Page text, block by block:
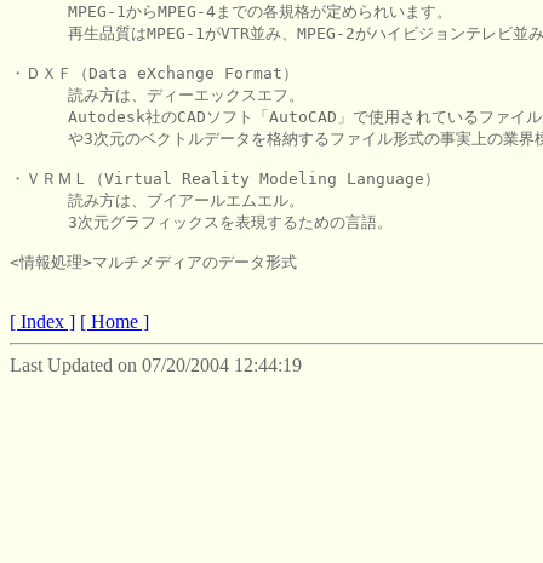
      MPEG-1からMPEG-4までの各規格が定められいます。
再生品質はMPEG-1がVTR並み、MPEG-2がハイビジョンテレビ並
・ＤＸＦ（Data eXchange Format）
読み方は、ディーエックスエフ。
Autodesk社のCADソフト「AutoCAD」で使用されているファイル
や3次元のベクトルデータを格納するファイル形式の事実上の業界
・ＶＲＭＬ（Virtual Reality Modeling Language）
読み方は、ブイアールエムエル。
      3次元グラフィックスを表現するための言語。
<情報処理>マルチメディアのデータ形式
[ Index ] [ Home ]
Last Updated on 07/20/2004 12:44:19